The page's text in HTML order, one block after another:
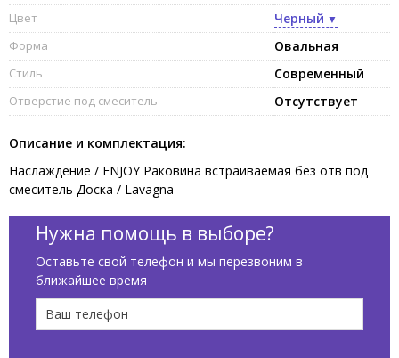
Цвет Черный
Форма Овальная
Стиль Современный
Отверстие под смеситель Отсутствует
Описание и комплектация:
Наслаждение / ENJOY Раковина встраиваемая без отв под
смеситель Доска / Lavagna
Нужна помощь в выборе?
Оставьте свой телефон и мы перезвоним в
ближайшее время